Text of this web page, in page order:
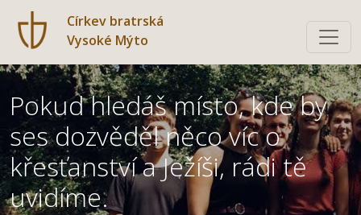
Církev bratrská
Vysoké Mýto
Pokud hledáš místo, kde by
ses dozvěděl něco víc o
křesťanství a Ježíši, rádi tě
uvidíme.